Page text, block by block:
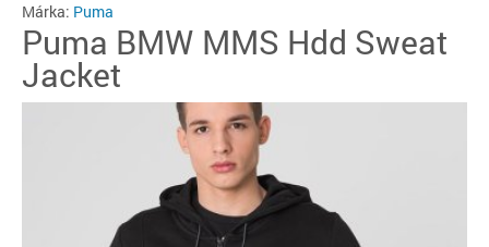
Márka: Puma
Puma BMW MMS Hdd Sweat
Jacket